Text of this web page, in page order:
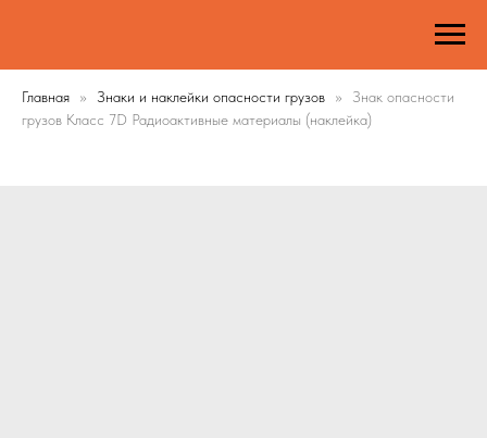
Главная Знаки и наклейки опасности грузов
Знак опасности
грузов Класс 7D Радиоактивные материалы (наклейка)